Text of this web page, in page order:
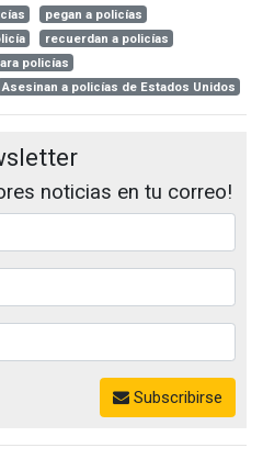
pegan a policías
recuerdan a policías
policías
Asesinan a policías de Estados Unidos
noticias en tu correo!
Subscribirse